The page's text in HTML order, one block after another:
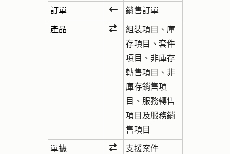
訂單 銷售訂單
產品
組裝項目、庫
存項目、套件
項目、非庫存
轉售項目、非
庫存銷售項
目、服務轉售
項目及服務銷
售項目
單據 支援案件